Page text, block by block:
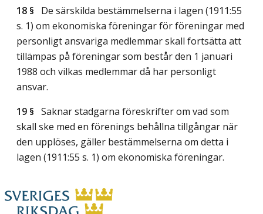
18 § De särskilda bestämmelserna i lagen (1911:55
s. 1) om ekonomiska föreningar för föreningar med
personligt ansvariga medlemmar skall fortsätta att
tillämpas på föreningar som består den 1 januari
1988 och vilkas medlemmar då har personligt
ansvar.
19 § Saknar stadgarna föreskrifter om vad som
skall ske med en förenings behållna tillgångar när
den upplöses, gäller bestämmelserna om detta i
lagen (1911:55 s. 1) om ekonomiska föreningar.